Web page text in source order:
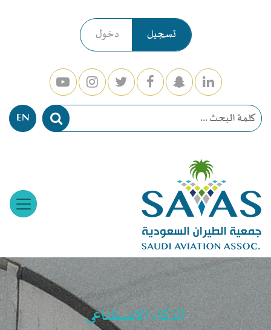
تسجيل دخول
EN
الذكاء الاصطناعى